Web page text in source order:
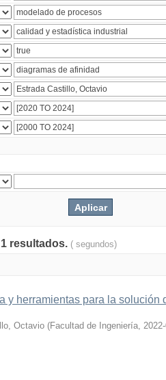
resultados. ( segundos)
y herramientas para la solución
Octavio (Facultad de Ingeniería,